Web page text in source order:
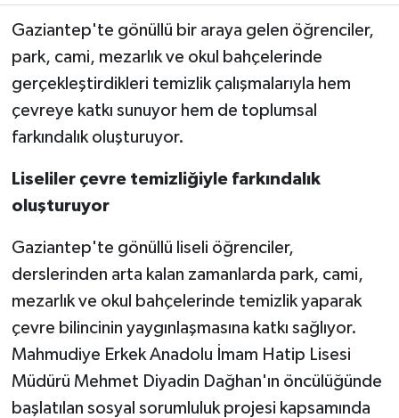
Gaziantep'te gönüllü bir araya gelen öğrenciler,
park, cami, mezarlık ve okul bahçelerinde
gerçekleştirdikleri temizlik çalışmalarıyla hem
çevreye katkı sunuyor hem de toplumsal
farkındalık oluşturuyor.
Liseliler çevre temizliğiyle farkındalık
oluşturuyor
Gaziantep'te gönüllü liseli öğrenciler,
derslerinden arta kalan zamanlarda park, cami,
mezarlık ve okul bahçelerinde temizlik yaparak
çevre bilincinin yaygınlaşmasına katkı sağlıyor.
Mahmudiye Erkek Anadolu İmam Hatip Lisesi
Müdürü Mehmet Diyadin Dağhan'ın öncülüğünde
başlatılan sosyal sorumluluk projesi kapsamında
Spor
Teknoloji
Türkiye
Yaşam
Yeme-İçme
Yemek